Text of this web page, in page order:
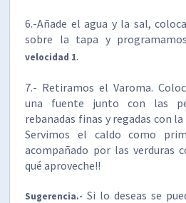
6.-Añade el agua y la sal,
sobre la tapa y
velocidad 1.
7.- Retiramos el Varoma.
una fuente junto con las
rebanadas finas y regadas con
Servimos el caldo como
acompañado por las verduras
qué aproveche!!
Sugerencia.- Si lo deseas se